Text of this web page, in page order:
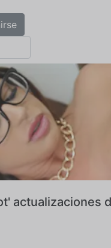
actualizaciones